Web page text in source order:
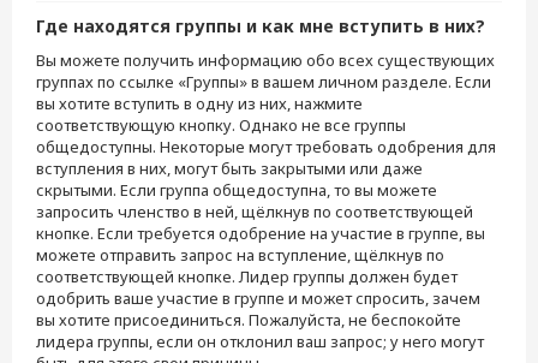
Где находятся группы и как мне вступить в них?
Вы можете получить информацию обо всех существующих
группах по ссылке «Группы» в вашем личном разделе. Если
вы хотите вступить в одну из них, нажмите
соответствующую кнопку. Однако не все группы
общедоступны. Некоторые могут требовать одобрения для
вступления в них, могут быть закрытыми или даже
скрытыми. Если группа общедоступна, то вы можете
запросить членство в ней, щёлкнув по соответствующей
кнопке. Если требуется одобрение на участие в группе, вы
можете отправить запрос на вступление, щёлкнув по
соответствующей кнопке. Лидер группы должен будет
одобрить ваше участие в группе и может спросить, зачем
вы хотите присоединиться. Пожалуйста, не беспокойте
лидера группы, если он отклонил ваш запрос; у него могут